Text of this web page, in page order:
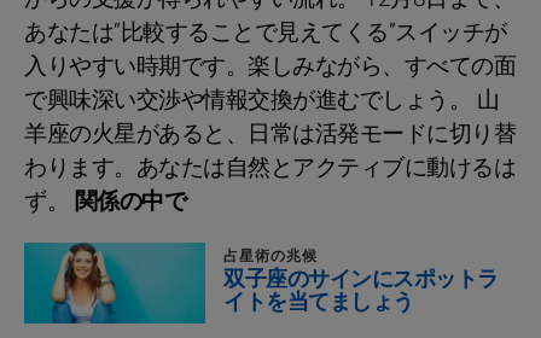
あなたは“比較することで見えてくる”スイッチが
入りやすい時期です。楽しみながら、すべての面
で興味深い交渉や情報交換が進むでしょう。 山
羊座の火星があると、日常は活発モードに切り替
わります。あなたは自然とアクティブに動けるは
ず。 関係の中で
占星術の兆候
双子座のサインにスポットラ
イトを当てましょう